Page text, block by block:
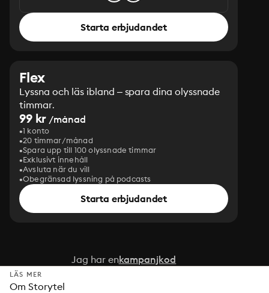
Starta erbjudandet
Flex
Lyssna och läs ibland – spara dina olyssnade
timmar.
99 kr /månad
1 konto
20 timmar/månad
Spara upp till 100 olyssnade timmar
Exklusivt innehåll
Avsluta när du vill
Obegränsad lyssning på podcasts
Starta erbjudandet
Jag har enkampanjkod
LÄS MER
Om Storytel